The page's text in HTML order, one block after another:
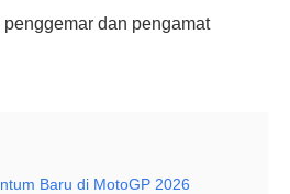
dan pengamat
Baru di MotoGP 2026